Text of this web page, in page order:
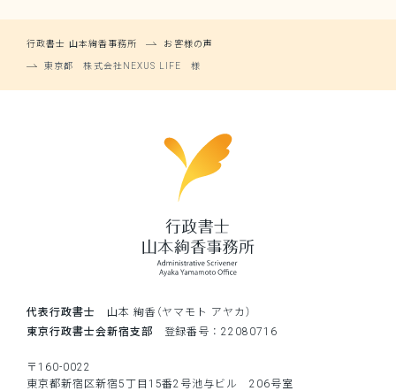
行政書士 山本絢香事務所 お客様の声
東京都 株式会社NEXUS LIFE 様
代表行政書士
山本 絢香（ヤマモト アヤカ）
東京行政書士会新宿支部 登録番号：22080716
〒160-0022
東京都新宿区新宿5丁目15番2号池与ビル 206号室